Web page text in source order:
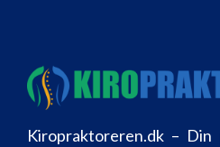
Kiropraktoreren.dk –